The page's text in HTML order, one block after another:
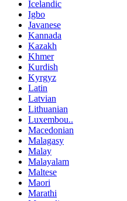
Icelandic
Igbo
Javanese
Kannada
Kazakh
Khmer
Kurdish
Kyrgyz
Latin
Latvian
Lithuanian
Luxembou..
Macedonian
Malagasy
Malay
Malayalam
Maltese
Maori
Marathi